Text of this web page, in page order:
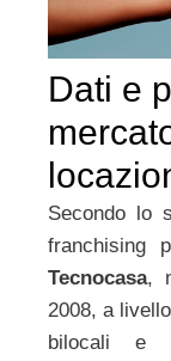
Dati e
Secondo lo
franchising
Tecnocasa,
2008, a
bilocali e